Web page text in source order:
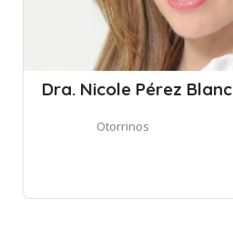
Dra. Nicole Pérez Blanc
Otorrinos